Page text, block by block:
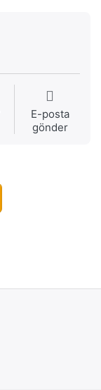
E-posta
gönder